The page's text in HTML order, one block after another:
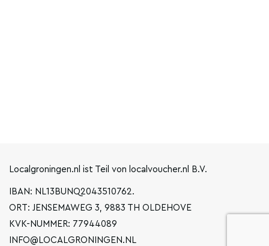
Localgroningen.nl ist Teil von localvoucher.nl B.V.
IBAN: NL13BUNQ2043510762.
ORT: JENSEMAWEG 3, 9883 TH OLDEHOVE
KVK-NUMMER: 77944089
INFO@LOCALGRONINGEN.NL